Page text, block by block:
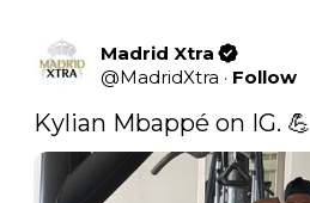
Madrid Xtra
@MadridXtra · Follow
Kylian Mbappé on IG. 💪